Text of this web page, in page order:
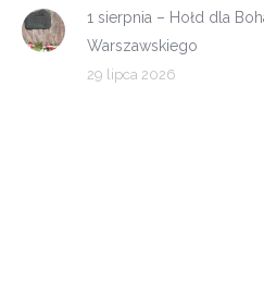
1 sierpnia – Hołd dla
Warszawskiego
29 lipca 2026